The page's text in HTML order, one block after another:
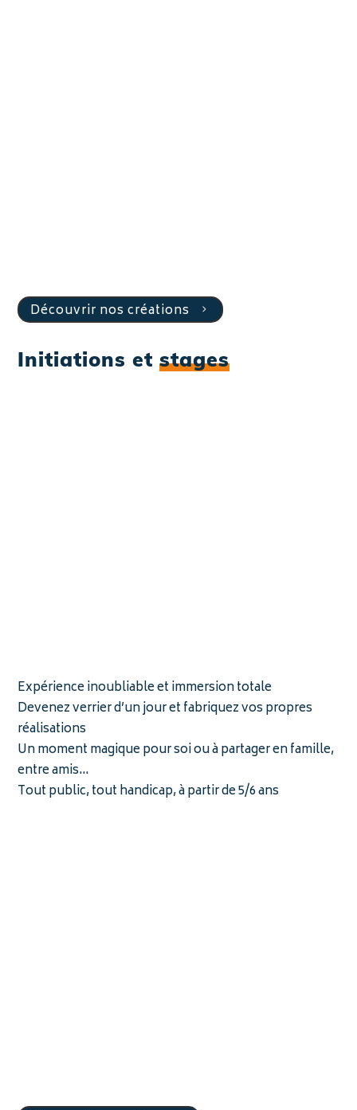
Découvrir nos créations
Initiations etstages
Expérience inoubliable et immersion totale
Devenez verrier d’un jour et fabriquez vos propres
réalisations
Un moment magique pour soi ou à partager en famille,
entre amis…
Tout public, tout handicap, à partir de 5/6 ans